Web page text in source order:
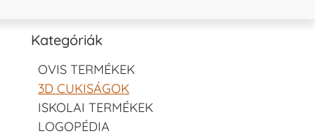
Kategóriák
OVIS TERMÉKEK
3D CUKISÁGOK
ISKOLAI TERMÉKEK
LOGOPÉDIA